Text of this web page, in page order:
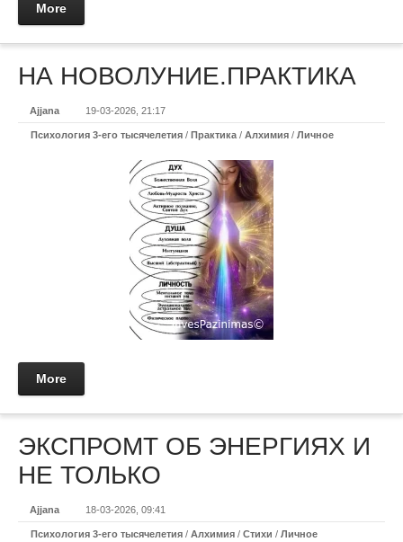
More
НА НОВОЛУНИЕ.ПРАКТИКА
Ajjana 19-03-2026, 21:17
Психология 3-его тысячелетия / Практикa / Алхимия / Личное
More
ЭКСПРОМТ ОБ ЭНЕРГИЯХ И
НЕ ТОЛЬКО
Ajjana 18-03-2026, 09:41
Психология 3-его тысячелетия / Алхимия / Стихи / Личное